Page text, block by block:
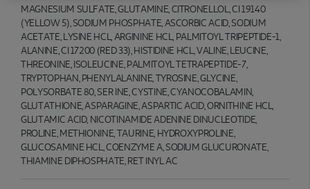
MAGNESIUM SULFATE, GLUTAMINE, CITRONELLOL, CI 19140
(YELLOW 5), SODIUM PHOSPHATE, ASCORBIC ACID, SODIUM
ACETATE, LYSINE HCL, ARGININE HCL, PALMITOYL TRIPEPTIDE-1,
ALANINE, CI 17200 (RED 33), HISTIDINE HCL, VALINE, LEUCINE,
THREONINE, ISOLEUCINE, PALMITOYL TETRAPEPTIDE-7,
TRYPTOPHAN, PHENYLALANINE, TYROSINE, GLYCINE,
POLYSORBATE 80, SER INE, CYSTINE, CYANOCOBALAMIN,
GLUTATHIONE, ASPARAGINE, ASPARTIC ACID, ORNITHINE HCL,
GLUTAMIC ACID, NICOTINAMIDE ADENINE DINUCLEOTIDE,
PROLINE, METHIONINE, TAURINE, HYDROXYPROLINE,
GLUCOSAMINE HCL, COENZYME A, SODIUM GLUCURONATE,
THIAMINE DIPHOSPHATE, RET INYL AC